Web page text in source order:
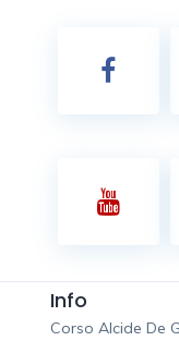
Info
Corso Alcide De